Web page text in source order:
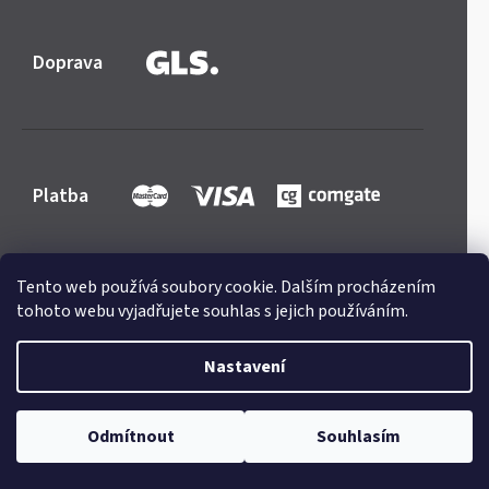
Tento web používá soubory cookie. Dalším procházením
tohoto webu vyjadřujete souhlas s jejich používáním.
Nastavení
Odmítnout Souhlasím
Doprava
Platba
Shoptet |mime digital
Mercedes-store.com
vyhrazena.Upravit nastavení cookies
Odstoupit od smlouvy